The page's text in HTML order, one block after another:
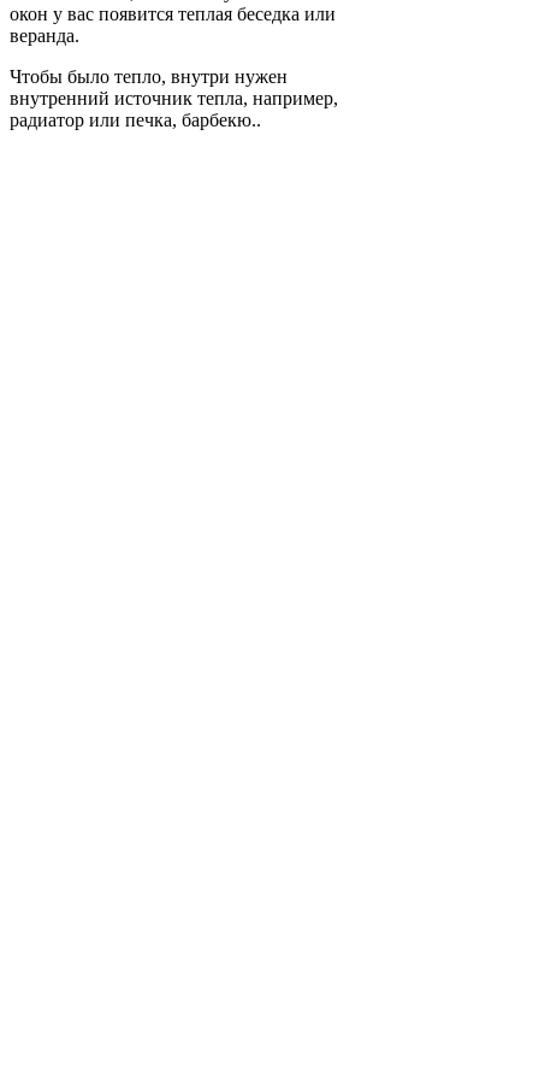
окон у вас появится теплая беседка или
веранда.
Чтобы было тепло, внутри нужен
внутренний источник тепла, например,
радиатор или печка, барбекю..